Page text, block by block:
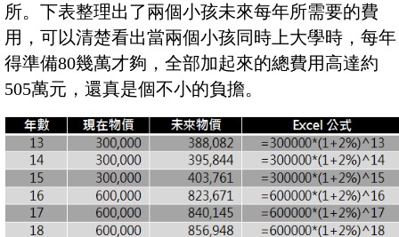
所。下表整理出了兩個小孩未來每年所需要的費
用，可以清楚看出當兩個小孩同時上大學時，每年
得準備80幾萬才夠，全部加起來的總費用高達約
505萬元，還真是個不小的負擔。